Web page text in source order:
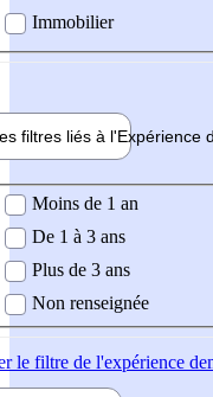
Immobilier
filtres liés à l'Expérience
demandée
Moins de 1 an
De 1 à 3 ans
Plus de 3 ans
Non renseignée
le filtre de l'expérience